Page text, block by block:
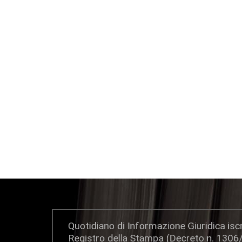
Quotidiano di Informazione Giuridica
Registro della Stampa (Decreto n.